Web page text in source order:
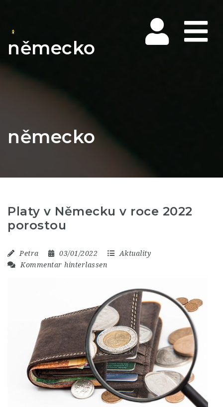
německo
německo
Platy v Německu v roce 2022
porostou
Petra 03/01/2022
Aktuality
Kommentar hinterlassen